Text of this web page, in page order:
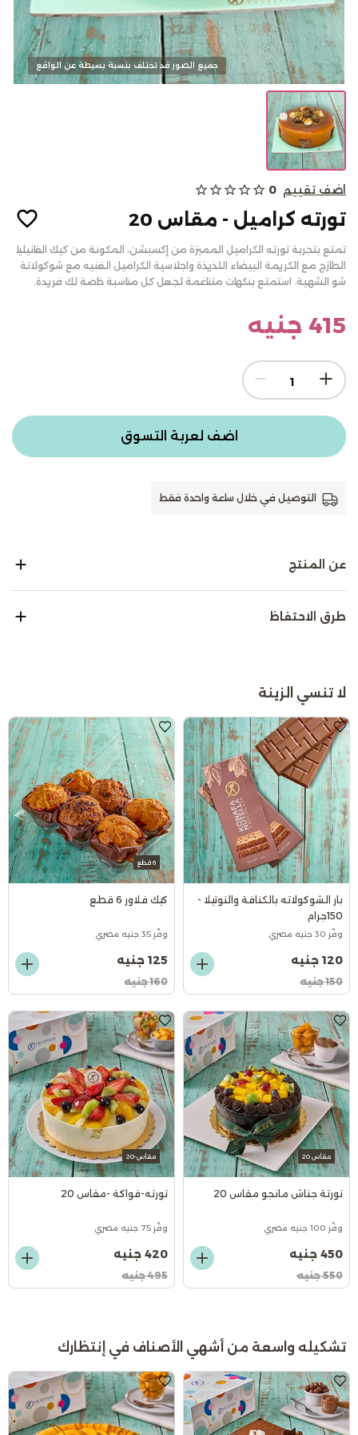
كحك وبسكويت
الالبان
من نحن
أتصل بنا
سياسة الألغاء أو والاسترجاع
تسجيل الدخول
جميع الصور قد تختلف بنسبة بسيطة عن الواقع
اضف تقييم 0
star_outline
star_outline
star_outline
star_outline
star_outline
تورته كراميل - مقاس 20
تمتع بتجربة تورته الكراميل المميزة من إكسبشن، المكونة من كيك الفانيليا
الطازج مع الكريمة البيضاء اللذيذة واجلاسية الكراميل الغنيه مع شوكولاتة
شو الشهية. استمتع بنكهات متناغمة لجعل كل مناسبة خاصة لك فريدة.
415 جنيه
اضف لعربة التسوق
التوصيل في خلال ساعة واحدة فقط
عن المنتج
طرق الاحتفاظ
لا تنسي الزينة
بار الشوكولاته بالكنافة والنوتيلا -
150جرام
وفّر 30 جنيه مصري
120 جنيه
150 جنيه
6 قطع
كيك فلاور 6 قطع
وفّر 35 جنيه مصري
125 جنيه
160 جنيه
مقاس 20
تورتة جناش مانجو مقاس 20
وفّر 100 جنيه مصري
450 جنيه
550 جنيه
مقاس-20
تورته-فواكة -مقاس 20
وفّر 75 جنيه مصري
420 جنيه
495 جنيه
تشكيله واسعة من أشهي الأصناف في إنتظارك